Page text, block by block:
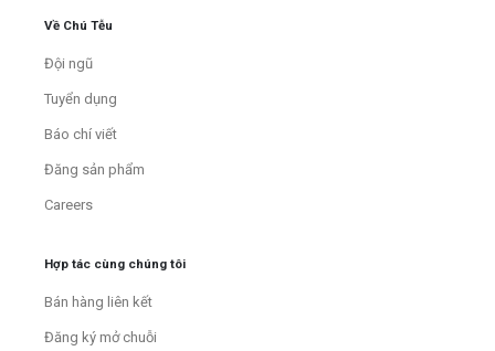
Về Chú Tễu
Đội ngũ
Tuyển dụng
Báo chí viết
Đăng sản phẩm
Careers
Hợp tác cùng chúng tôi
Bán hàng liên kết
Đăng ký mở chuỗi